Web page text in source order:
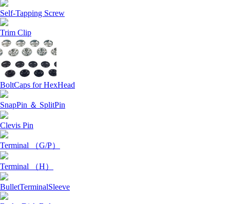
Self-Tapping Screw
Trim Clip
BoltCaps for HexHead
SnapPin ＆ SplitPin
Clevis Pin
Terminal （G/P）
Terminal （H）
BulletTerminalSleeve